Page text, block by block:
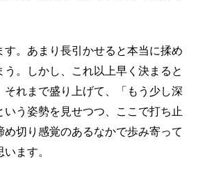
す。あまり長引かせると本当に揉め
。しかし、これ以上早く決まると
それまで盛り上げて、「もう少し深
う姿勢を見せつつ、ここで打ち止
切り感覚のあるなかで歩み寄って
ます。